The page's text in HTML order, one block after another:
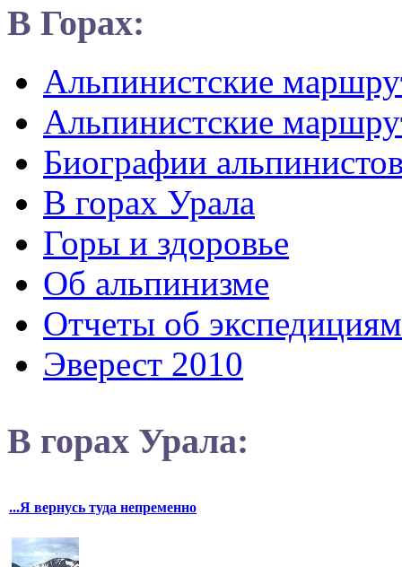
В Горах:
Альпинистские
Альпинистские
Биографии
В горах Урала
Горы и здоровье
Об альпинизме
Отчеты об экспедициям
Эверест 2010
В горах Урала:
...Я вернусь туда непременно